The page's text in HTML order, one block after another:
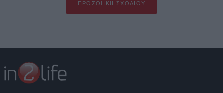
ΠΡΟΣΘΉΚΗ ΣΧΟΛΊΟΥ